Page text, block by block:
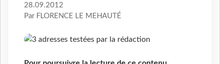
28.09.2012
Par FLORENCE LE MEHAUTÉ